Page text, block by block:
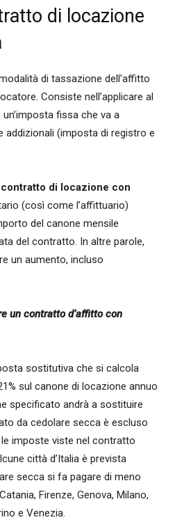
di locazione
di tassazione dell’affitto
Consiste nell’applicare al
fissa che va a
addizionali (imposta di registro e
di locazione con
(così come l’affittuario)
del canone mensile
del contratto. In altre parole,
un aumento, incluso
un contratto d’affitto con
sostitutiva che si calcola
sul canone di locazione annuo
specificato andrà a sostituire
da cedolare secca è escluso
imposte viste nel contratto
città d’Italia è prevista
secca si fa pagare di meno
Firenze, Genova, Milano,
e Venezia.